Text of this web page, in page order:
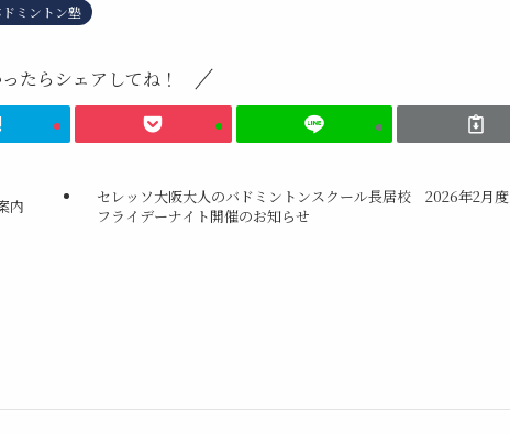
ミントン塾
たらシェアしてね！
内
セレッソ大阪大人のバドミントンスクール長居校 2026年2月度
フライデーナイト開催のお知らせ